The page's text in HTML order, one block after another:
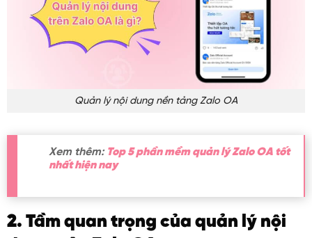
Quản lý nội dung nền tảng Zalo OA
Xem thêm: Top 5 phần mềm quản lý Zalo OA tốt
nhất hiện nay
2. Tầm quan trọng của quản lý nội